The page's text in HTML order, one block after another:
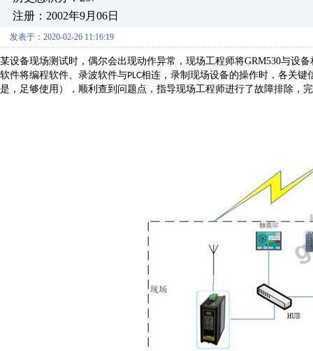
注册：2002年9月06日
发表于：2020-02-26 11:16:19
某设备现场测试时，偶尔会出现动作异常，现场工程师将GRM530与设备
软件将编程软件、录波软件与PLC相连，录制现场设备的操作时，各关键
是，足够使用），顺利查到问题点，指导现场工程师进行了故障排除，